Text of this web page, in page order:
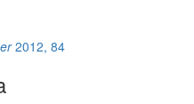
2012, 84